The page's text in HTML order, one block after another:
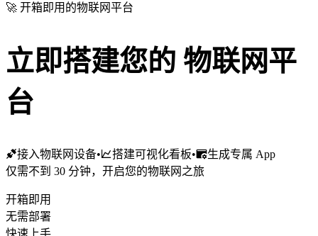
🚀 开箱即用的物联网平台
立即搭建您的 物联网平
台
接入物联网设备• 搭建可视化看板•
生成专属 App
仅需不到 30 分钟，开启您的物联网之旅
开箱即用
无需部署
快速上手